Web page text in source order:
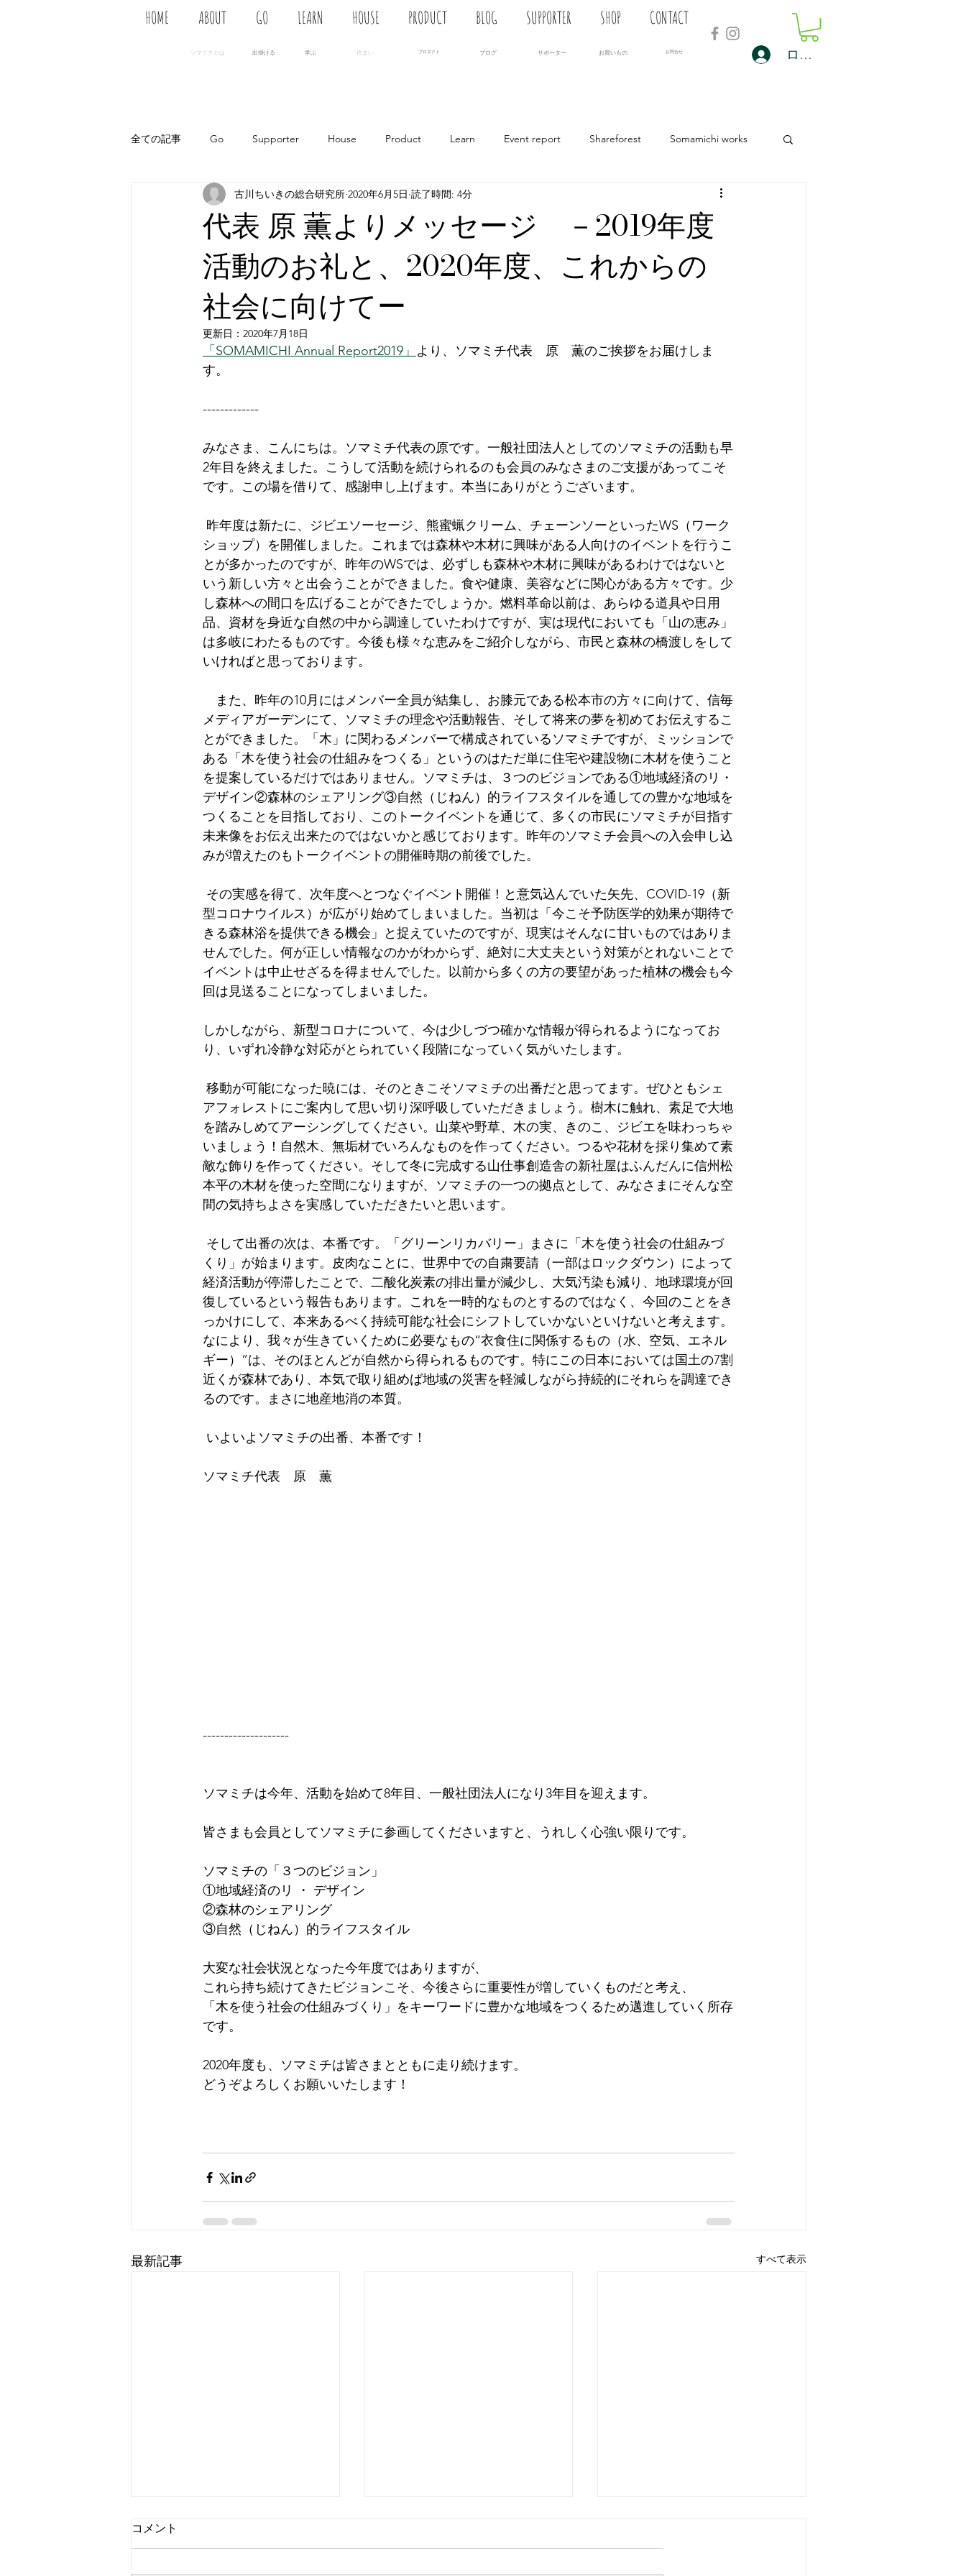
HOME ABOUT GO LEARN HOUSE PRODUCT BLOG SUPPORTER SHOP CONTACT
ソマミチとは 出掛ける 学ぶ 住まい プロダクト ブログ サポーター お買いもの ​お問合せ ログイン
全ての記事 Go Supporter House Product Learn Event report Shareforest Somamichi works
代表 原 薫よりメッセージ －2019年度
活動のお礼と、2020年度、これからの
社会に向けてー
古川ちいきの総合研究所 2020年6月5日 読了時間: 4分
更新日： 2020年7月18日
「SOMAMICHI Annual Report2019」 より、ソマミチ代表　原　薫のご挨拶をお届けしま
す。
-------------
みなさま、こんにちは。ソマミチ代表の原です。一般社団法人としてのソマミチの活動も早
2年目を終えました。こうして活動を続けられるのも会員のみなさまのご支援があってこそ
です。この場を借りて、感謝申し上げます。本当にありがとうございます。
ショップ）を開催しました。これまでは森林や木材に興味がある人向けのイベントを行うこ
とが多かったのですが、昨年のWSでは、必ずしも森林や木材に興味があるわけではないと
いう新しい方々と出会うことができました。食や健康、美容などに関心がある方々です。少
し森林への間口を広げることができたでしょうか。燃料革命以前は、あらゆる道具や日用
品、資材を身近な自然の中から調達していたわけですが、実は現代においても「山の恵み」
は多岐にわたるものです。今後も様々な恵みをご紹介しながら、市民と森林の橋渡しをして
いければと思っております。
また、昨年の10月にはメンバー全員が結集し、お膝元である松本市の方々に向けて、信毎
メディアガーデンにて、ソマミチの理念や活動報告、そして将来の夢を初めてお伝えするこ
とができました。「木」に関わるメンバーで構成されているソマミチですが、ミッションで
ある「木を使う社会の仕組みをつくる」というのはただ単に住宅や建設物に木材を使うこと
を提案しているだけではありません。ソマミチは、３つのビジョンである①地域経済のリ・
デザイン②森林のシェアリング③自然（じねん）的ライフスタイルを通しての豊かな地域を
つくることを目指しており、このトークイベントを通じて、多くの市民にソマミチが目指す
未来像をお伝え出来たのではないかと感じております。昨年のソマミチ会員への入会申し込
みが増えたのもトークイベントの開催時期の前後でした。
型コロナウイルス）が広がり始めてしまいました。当初は「今こそ予防医学的効果が期待で
きる森林浴を提供できる機会」と捉えていたのですが、現実はそんなに甘いものではありま
せんでした。何が正しい情報なのかがわからず、絶対に大丈夫という対策がとれないことで
イベントは中止せざるを得ませんでした。以前から多くの方の要望があった植林の機会も今
回は見送ることになってしまいました。
しかしながら、新型コロナについて、今は少しづつ確かな情報が得られるようになってお
り、いずれ冷静な対応がとられていく段階になっていく気がいたします。
アフォレストにご案内して思い切り深呼吸していただきましょう。樹木に触れ、素足で大地
を踏みしめてアーシングしてください。山菜や野草、木の実、きのこ、ジビエを味わっちゃ
いましょう！自然木、無垢材でいろんなものを作ってください。つるや花材を採り集めて素
敵な飾りを作ってください。そして冬に完成する山仕事創造舎の新社屋はふんだんに信州松
本平の木材を使った空間になりますが、ソマミチの一つの拠点として、みなさまにそんな空
間の気持ちよさを実感していただきたいと思います。
くり」が始まります。皮肉なことに、世界中での自粛要請（一部はロックダウン）によって
経済活動が停滞したことで、二酸化炭素の排出量が減少し、大気汚染も減り、地球環境が回
復しているという報告もあります。これを一時的なものとするのではなく、今回のことをき
っかけにして、本来あるべく持続可能な社会にシフトしていかないといけないと考えます。
なにより、我々が生きていくために必要なもの“衣食住に関係するもの（水、空気、エネル
ギー）”は、そのほとんどが自然から得られるものです。特にこの日本においては国土の7割
近くが森林であり、本気で取り組めば地域の災害を軽減しながら持続的にそれらを調達でき
るのです。まさに地産地消の本質。
いよいよソマミチの出番、本番です！
ソマミチ代表　原　薫
--------------------
ソマミチは今年、活動を始めて8年目、一般社団法人になり3年目を迎えます。
皆さまも会員としてソマミチに参画してくださいますと、うれしく心強い限りです。
ソマミチの「３つのビジョン」
①地域経済のリ ・ デザイン
②森林のシェアリング
③自然（じねん）的ライフスタイル
大変な社会状況となった今年度ではありますが、
これら持ち続けてきたビジョンこそ、今後さらに重要性が増していくものだと考え、
「木を使う社会の仕組みづくり」をキーワードに豊かな地域をつくるため邁進していく所存
です。
2020年度も、ソマミチは皆さまとともに走り続けます。
どうぞよろしくお願いいたします！
最新記事 すべて表示
コメント